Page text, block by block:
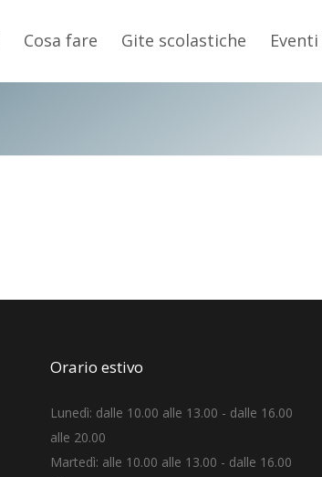
Cosa fare Gite scolastiche Eventi
Orario estivo
Lunedì: dalle 10.00 alle 13.00 - dalle 16.00
alle 20.00
Martedì: alle 10.00 alle 13.00 - dalle 16.00